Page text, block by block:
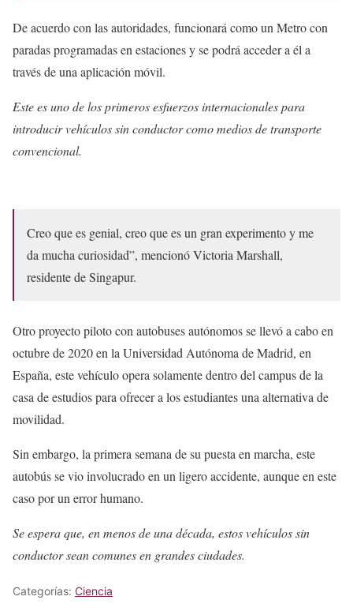
De acuerdo con las autoridades, funcionará como un Metro con
paradas programadas en estaciones y se podrá acceder a él a
través de una aplicación móvil.
Este es uno de los primeros esfuerzos internacionales para
introducir vehículos sin conductor como medios de transporte
convencional.
Creo que es genial, creo que es un gran experimento y me
da mucha curiosidad”, mencionó Victoria Marshall,
residente de Singapur.
Otro proyecto piloto con autobuses autónomos se llevó a cabo en
octubre de 2020 en la Universidad Autónoma de Madrid, en
España, este vehículo opera solamente dentro del campus de la
casa de estudios para ofrecer a los estudiantes una alternativa de
movilidad.
Sin embargo, la primera semana de su puesta en marcha, este
autobús se vio involucrado en un ligero accidente, aunque en este
caso por un error humano.
Se espera que, en menos de una década, estos vehículos sin
conductor sean comunes en grandes ciudades.
Categorías: Ciencia